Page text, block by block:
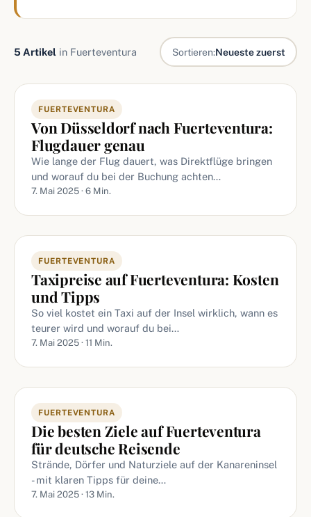
5 Artikel in Fuerteventura Sortieren:Neueste zuerst
Artikel in Fuerteventura
FUERTEVENTURA
Von Düsseldorf nach Fuerteventura:
Flugdauer genau
Wie lange der Flug dauert, was Direktflüge bringen
und worauf du bei der Buchung achten…
7. Mai 2025 · 6 Min.
FUERTEVENTURA
Taxipreise auf Fuerteventura: Kosten
und Tipps
So viel kostet ein Taxi auf der Insel wirklich, wann es
teurer wird und worauf du bei…
7. Mai 2025 · 11 Min.
FUERTEVENTURA
Die besten Ziele auf Fuerteventura
für deutsche Reisende
Strände, Dörfer und Naturziele auf der Kanareninsel
- mit klaren Tipps für deine…
7. Mai 2025 · 13 Min.